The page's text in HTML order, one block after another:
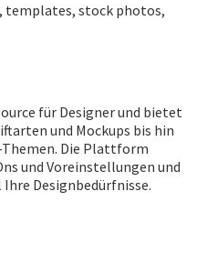
templates, stock photos,
für Designer und bietet
und Mockups bis hin
Die Plattform
und Voreinstellungen und
Designbedürfnisse.